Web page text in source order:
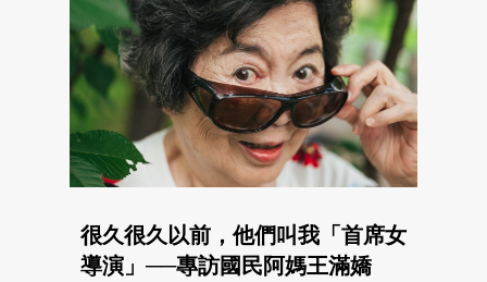
很久很久以前，他們叫我「首席女
導演」──專訪國民阿媽王滿嬌